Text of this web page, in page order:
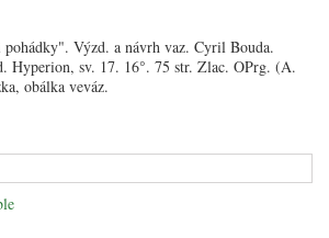
Výzd. a návrh vaz. Cyril Bouda.
Hyperion, sv. 17. 16°. 75 str. Zlac. OPrg. (A.
obálka veváz.